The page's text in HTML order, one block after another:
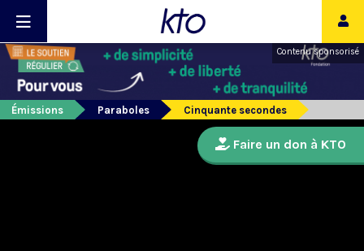
Contenu sponsorisé
Émissions Paraboles Cinquante secondes
Faire un don à KTO